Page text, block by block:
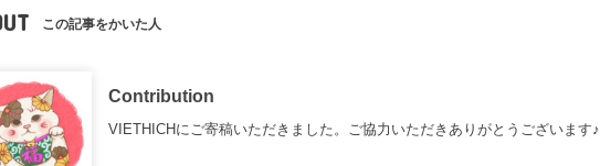
この記事をかいた人
Contribution
VIETHICHにご寄稿いただきました。ご協力いただきありがとうございます♪